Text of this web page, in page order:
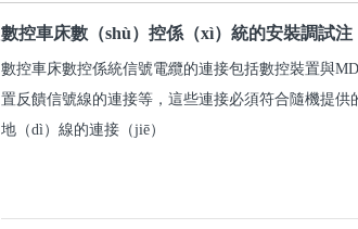
數控車床數（shù）控係（xì）統的安裝調試
數控車床數控係統信號電纜的連接包括數控裝置與
置反饋信號線的連接等，這些連接必須符合隨機提
地（dì）線的連接（jiē）